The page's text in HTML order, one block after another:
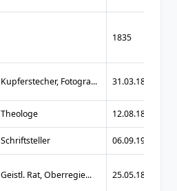
1835
Kupferstecher, Fotogra... 31.03.1829
Theologe 12.08.1897
Schriftsteller 06.09.1929
Geistl. Rat, Oberregie... 25.05.1850